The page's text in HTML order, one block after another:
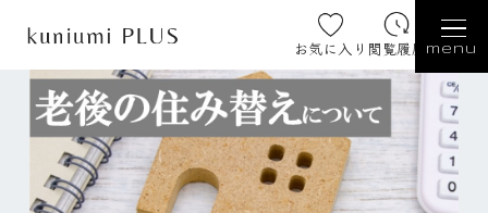
お気に入り 閲覧履歴 menu